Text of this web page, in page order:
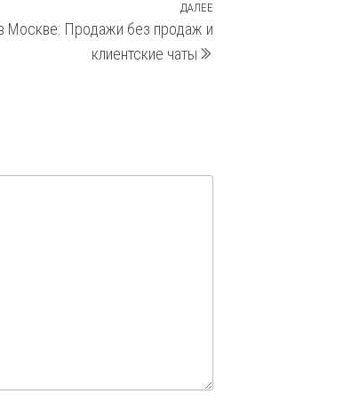
Следующая
запись
ДАЛЕЕ
Москве: Продажи без продаж и
клиентские чаты